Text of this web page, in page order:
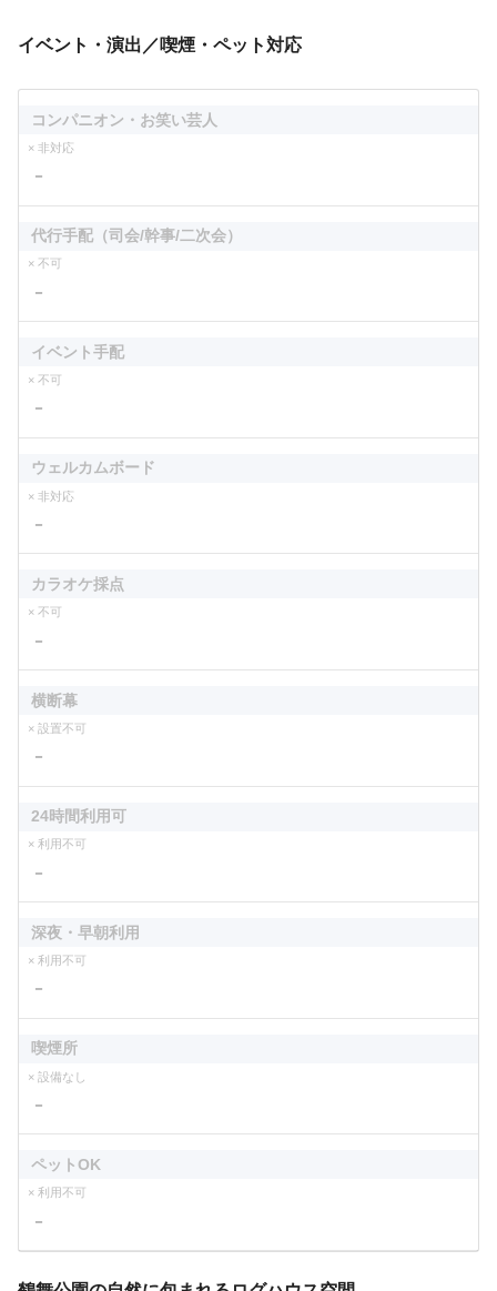
イベント・演出／喫煙・ペット対応
コンパニオン・お笑い芸人
× 非対応
－
代行手配（司会/幹事/二次会）
× 不可
－
イベント手配
× 不可
－
ウェルカムボード
× 非対応
－
カラオケ採点
× 不可
－
横断幕
× 設置不可
－
24時間利用可
× 利用不可
－
深夜・早朝利用
× 利用不可
－
喫煙所
× 設備なし
－
ペットOK
× 利用不可
－